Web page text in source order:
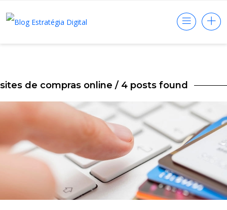
sites de compras online / 4 posts found